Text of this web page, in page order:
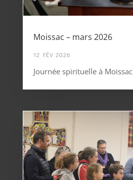
Moissac – mars 2026
12 FÉV 2026
Journée spirituelle à Moissac